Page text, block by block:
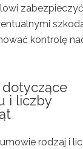
kontrolę
dotyczące
i liczby
rodzaj i